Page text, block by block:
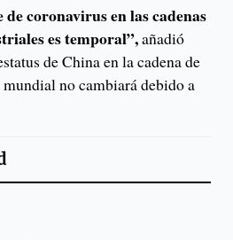
coronavirus en las cadenas
es temporal”,añadió
de China en la cadena de
no cambiará debido a